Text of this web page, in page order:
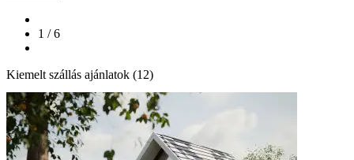
1 / 6
Kiemelt szállás ajánlatok (12)